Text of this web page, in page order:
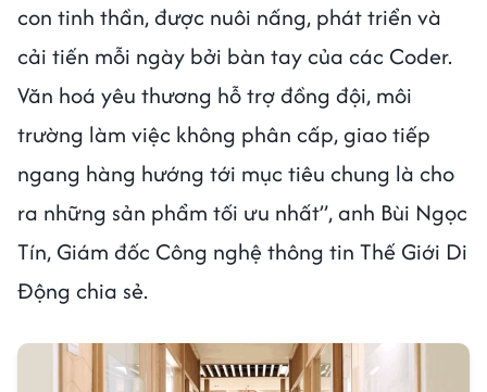
con tinh thần, được nuôi nấng, phát triển và
cải tiến mỗi ngày bởi bàn tay của các Coder.
Văn hoá yêu thương hỗ trợ đồng đội, môi
trường làm việc không phân cấp, giao tiếp
ngang hàng hướng tới mục tiêu chung là cho
ra những sản phẩm tối ưu nhất”, anh Bùi Ngọc
Tín, Giám đốc Công nghệ thông tin Thế Giới Di
Động chia sẻ.